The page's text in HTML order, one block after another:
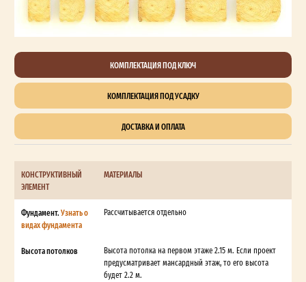
КОМПЛЕКТАЦИЯ ПОД КЛЮЧ
КОМПЛЕКТАЦИЯ ПОД УСАДКУ
ДОСТАВКА И ОПЛАТА
КОНСТРУКТИВНЫЙ
ЭЛЕМЕНТ
МАТЕРИАЛЫ
Фундамент.Узнать о
видах фундамента
Рассчитывается отдельно
Высота потолков
Высота потолка на первом этаже 2.15 м. Если проект
предусматривает мансардный этаж, то его высота
будет 2.2 м.